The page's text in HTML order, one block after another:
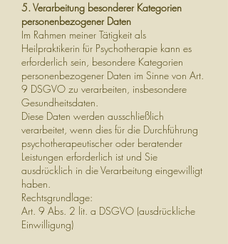
5. Verarbeitung besonderer Kategorien
personenbezogener Daten
Im Rahmen meiner Tätigkeit als
Heilpraktikerin für Psychotherapie kann es
erforderlich sein, besondere Kategorien
personenbezogener Daten im Sinne von Art.
9 DSGVO zu verarbeiten, insbesondere
Gesundheitsdaten.
Diese Daten werden ausschließlich
verarbeitet, wenn dies für die Durchführung
psychotherapeutischer oder beratender
Leistungen erforderlich ist und Sie
ausdrücklich in die Verarbeitung eingewilligt
haben.
Rechtsgrundlage:
Art. 9 Abs. 2 lit. a DSGVO (ausdrückliche
Einwilligung)